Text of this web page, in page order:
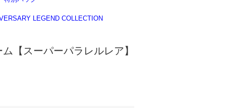
LEGEND COLLECTION
【スーパーパラレルレア】